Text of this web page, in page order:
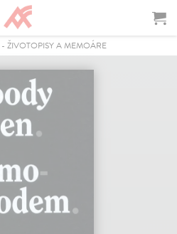
- ŽIVOTOPISY A MEMOÁRE